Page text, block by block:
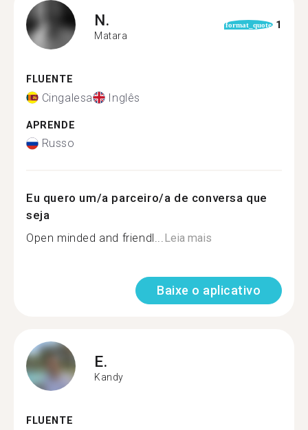
N.
Matara
format_quote 1
FLUENTE
Cingalesa Inglês
APRENDE
Russo
Eu quero um/a parceiro/a de conversa que
seja
Open minded and friendl...Leia mais
Baixe o aplicativo
E.
Kandy
FLUENTE